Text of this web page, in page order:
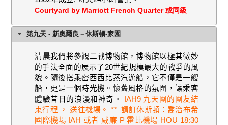
Courtyard by Marriott French Quarter 或同級
第九天 - 新奧爾良－休斯頓-家園
清晨我們將參觀二戰博物館，博物館以極其微妙
的手法全面的展示了 20世紀規模最大的戰爭的風
貌。隨後搭乘密西西比蒸汽遊船，它不僅是一艘
船，更是一個時光機。懷舊風格的氛圍，讓乘客
體驗昔日的浪漫和神奇。
IAH9 九天團的團友結
束行程 ， 送往機場。 ** 請訂休斯頓：喬治布希
國際機場 IAH 或者 威廉 P 霍比機場 HOU 18:30